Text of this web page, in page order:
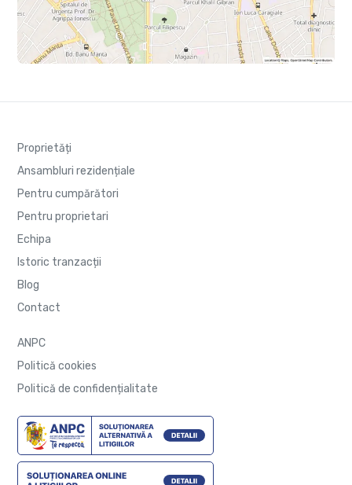
Proprietăți
Ansambluri rezidențiale
Pentru cumpărători
Pentru proprietari
Echipa
Istoric tranzacții
Blog
Contact
ANPC
Politică cookies
Politică de confidențialitate